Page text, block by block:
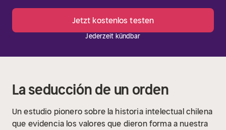
Jetzt kostenlos testen
Jederzeit kündbar
La seducción de un orden
Un estudio pionero sobre la historia intelectual chilena
que evidencia los valores que dieron forma a nuestra